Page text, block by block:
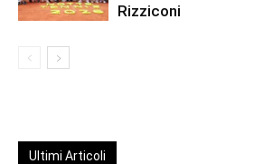
Rizziconi
Ultimi Articoli